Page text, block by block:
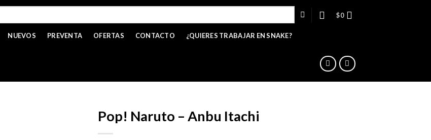
$0
NUEVOS PREVENTA OFERTAS CONTACTO ¿QUIERES TRABAJAR EN SNAKE?
Pop! Naruto – Anbu Itachi